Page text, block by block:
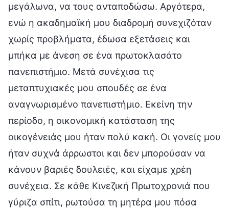
μεγάλωνα, να τους ανταποδώσω. Αργότερα,
ενώ η ακαδημαϊκή μου διαδρομή συνεχιζόταν
χωρίς προβλήματα, έδωσα εξετάσεις και
μπήκα με άνεση σε ένα πρωτοκλασάτο
πανεπιστήμιο. Μετά συνέχισα τις
μεταπτυχιακές μου σπουδές σε ένα
αναγνωρισμένο πανεπιστήμιο. Εκείνη την
περίοδο, η οικονομική κατάσταση της
οικογένειάς μου ήταν πολύ κακή. Οι γονείς μου
ήταν συχνά άρρωστοι και δεν μπορούσαν να
κάνουν βαριές δουλειές, και είχαμε χρέη
συνέχεια. Σε κάθε Κινεζική Πρωτοχρονιά που
γύριζα σπίτι, ρωτούσα τη μητέρα μου πόσα